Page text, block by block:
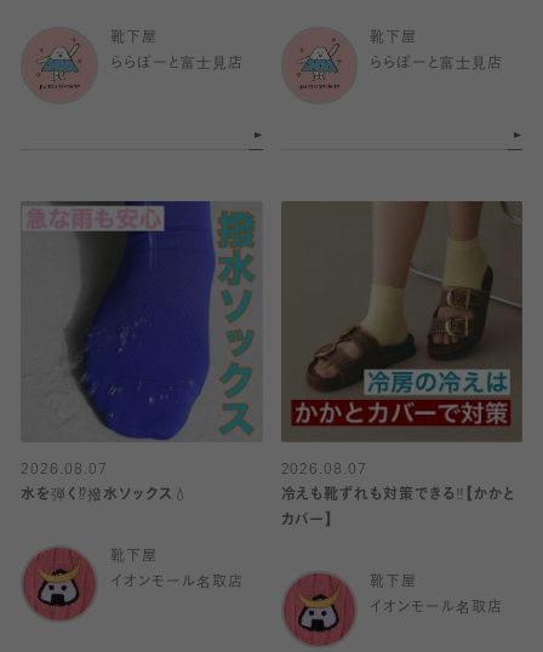
靴下屋
ららぽーと富士見店
靴下屋
ららぽーと富士見店
2026.08.07
水を弾く⁉️撥水ソックス💧
靴下屋
イオンモール名取店
2026.08.07
冷えも靴ずれも対策できる‼️【かかと
カバー】
靴下屋
イオンモール名取店